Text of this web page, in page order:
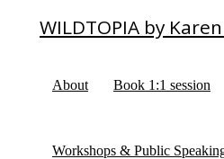
WILDTOPIA by
About Book 1:1 session
Workshops & Public